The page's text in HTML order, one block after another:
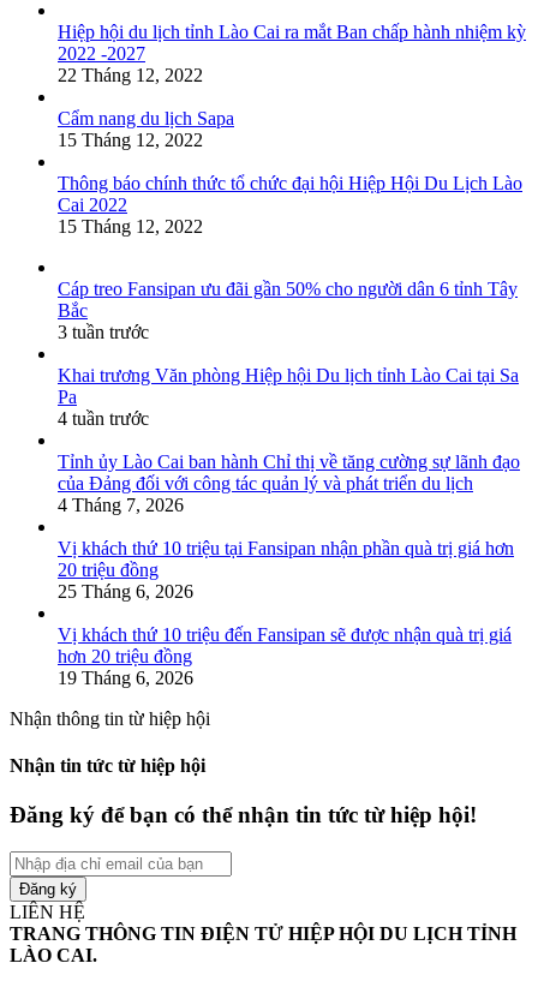
Hiệp hội du lịch tỉnh Lào Cai ra mắt Ban chấp hành nhiệm kỳ
2022 -2027
22 Tháng 12, 2022
Cẩm nang du lịch Sapa
15 Tháng 12, 2022
Thông báo chính thức tổ chức đại hội Hiệp Hội Du Lịch Lào
Cai 2022
15 Tháng 12, 2022
Cáp treo Fansipan ưu đãi gần 50% cho người dân 6 tỉnh Tây
Bắc
3 tuần trước
Khai trương Văn phòng Hiệp hội Du lịch tỉnh Lào Cai tại Sa
Pa
4 tuần trước
Tỉnh ủy Lào Cai ban hành Chỉ thị về tăng cường sự lãnh đạo
của Đảng đối với công tác quản lý và phát triển du lịch
4 Tháng 7, 2026
Vị khách thứ 10 triệu tại Fansipan nhận phần quà trị giá hơn
20 triệu đồng
25 Tháng 6, 2026
Vị khách thứ 10 triệu đến Fansipan sẽ được nhận quà trị giá
hơn 20 triệu đồng
19 Tháng 6, 2026
Nhận thông tin từ hiệp hội
Nhận tin tức từ hiệp hội
Đăng ký để bạn có thể nhận tin tức từ hiệp hội!
Nhập
địa
chỉ
email
của
bạn
LIÊN HỆ
TRANG THÔNG TIN ĐIỆN TỬ HIỆP HỘI DU LỊCH TỈNH
LÀO CAI.